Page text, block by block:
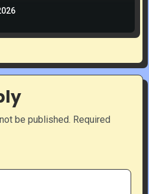
be published. Required